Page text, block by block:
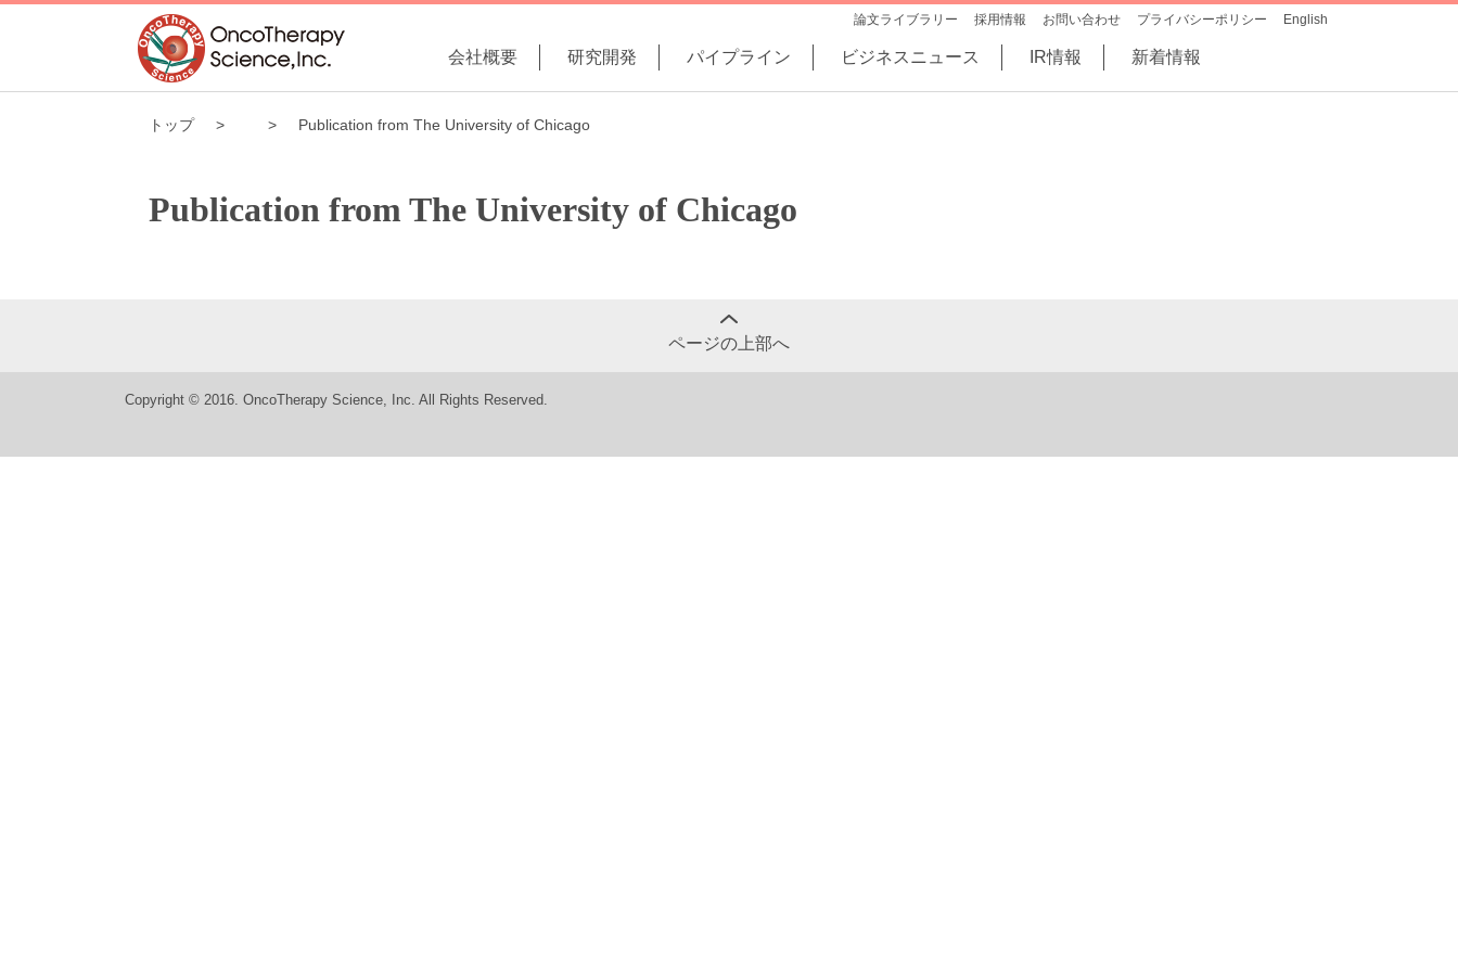
論文ライブラリー 採用情報 お問い合わせ プライバシーポリシー English
会社概要 研究開発 パイプライン ビジネスニュース IR情報 新着情報
トップ Publication from The University of Chicago
Publication from The University of Chicago
ページの上部へ
Copyright © 2016. OncoTherapy Science, Inc. All Rights Reserved.